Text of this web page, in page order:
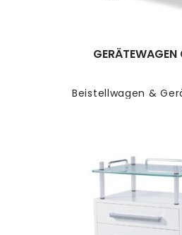
Beistellwagen &